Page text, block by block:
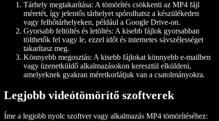
Tárhely megtakarítása: A tömörítés csökkenti az MP4 fájl
méretét, így jelentős tárhelyet spórolhatsz a készülékeden
vagy felhőtárhelyeken, például a Google Drive-on.
Gyorsabb feltöltés és letöltés: A kisebb fájlok gyorsabban
tölthetők fel vagy le, ezzel időt és internetes sávszélességet
takarítasz meg.
Könnyebb megosztás: A kisebb fájlokat könnyebb e-mailben
vagy üzenetküldő alkalmazásokon keresztül elküldeni,
amelyeknek gyakran méretkorlátjuk van a csatolmányokra.
Legjobb videótömörítő szoftverek
Íme a legjobb nyolc szoftver vagy alkalmazás MP4 tömörítéséhez: